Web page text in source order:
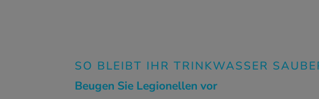
SO BLEIBT IHR TRINKWASSER
Beugen Sie Legionellen vor